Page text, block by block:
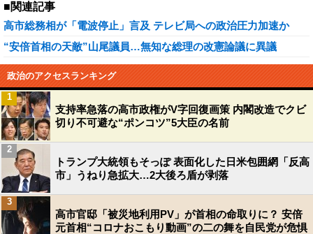
■関連記事
高市総務相が「電波停止」言及 テレビ局への政治圧力加速か
“安倍首相の天敵”山尾議員…無知な総理の改憲論議に異議
政治のアクセスランキング
支持率急落の高市政権がV字回復画策 内閣改造でクビ
切り不可避な“ポンコツ”5大臣の名前
1
トランプ大統領もそっぽ 表面化した日米包囲網「反高
市」うねり急拡大…2大後ろ盾が剥落
2
高市官邸「被災地利用PV」が首相の命取りに？ 安倍
元首相“コロナおこもり動画”の二の舞を自民党が危惧
3